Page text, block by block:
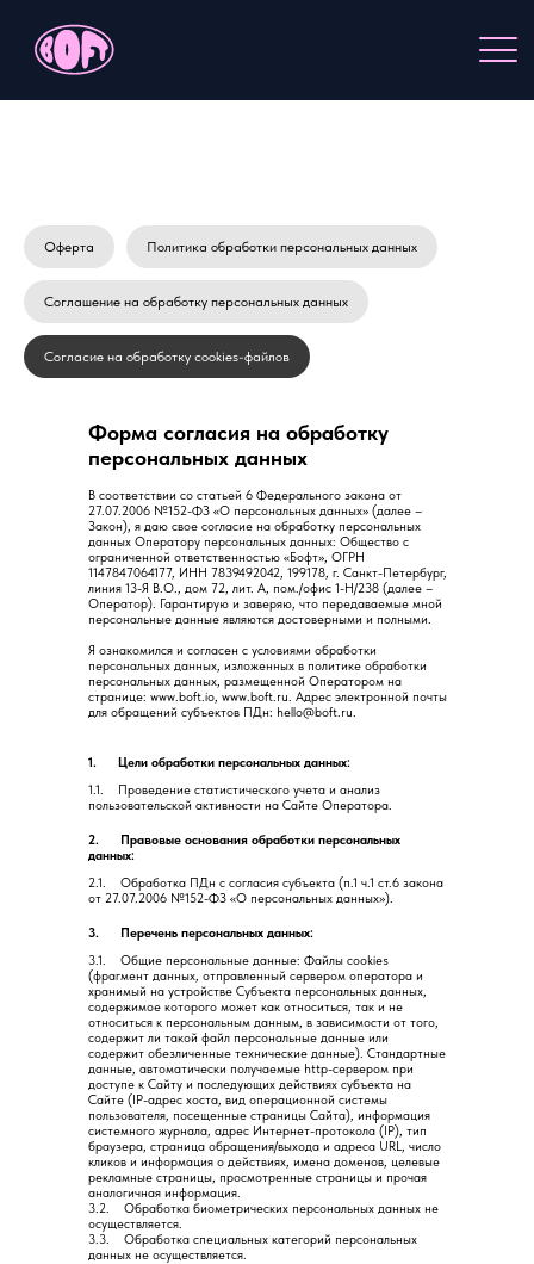
Оферта Политика обработки персональных данных
Соглашение на обработку персональных данных
Согласие на обработку cookies-файлов
В соответствии со статьей 6 Федерального закона от
27.07.2006 №152-ФЗ «О персональных данных» (далее –
Закон), я даю свое согласие на обработку персональных
данных Оператору персональных данных: Общество с
ограниченной ответственностью «Бофт», ОГРН
1147847064177, ИНН 7839492042, 199178, г. Санкт-Петербург,
линия 13-Я В.О., дом 72, лит. А, пом./офис 1-Н/238 (далее –
Оператор). Гарантирую и заверяю, что передаваемые мной
персональные данные являются достоверными и полными.
Я ознакомился и согласен с условиями обработки
персональных данных, изложенных в политике обработки
персональных данных, размещенной Оператором на
странице: www.boft.io, www.boft.ru. Адрес электронной почты
для обращений субъектов ПДн: hello@boft.ru.
3.1. Общие персональные данные: Файлы cookies
(фрагмент данных, отправленный сервером оператора и
хранимый на устройстве Субъекта персональных данных,
содержимое которого может как относиться, так и не
относиться к персональным данным, в зависимости от того,
содержит ли такой файл персональные данные или
содержит обезличенные технические данные). Стандартные
данные, автоматически получаемые http-сервером при
доступе к Сайту и последующих действиях субъекта на
Сайте (IP-адрес хоста, вид операционной системы
пользователя, посещенные страницы Сайта), информация
системного журнала, адрес Интернет-протокола (IP), тип
браузера, страница обращения/выхода и адреса URL, число
кликов и информация о действиях, имена доменов, целевые
рекламные страницы, просмотренные страницы и прочая
аналогичная информация.
3.2. Обработка биометрических персональных данных не
осуществляется.
3.3. Обработка специальных категорий персональных
данных не осуществляется.
3. Перечень персональных данных:
2.1. Обработка ПДн с согласия субъекта (п.1 ч.1 ст.6 закона
от 27.07.2006 №152-ФЗ «О персональных данных»).
2. Правовые основания обработки персональных
данных:
1.1. Проведение статистического учета и анализ
пользовательской активности на Сайте Оператора.
1. Цели обработки персональных данных:
Форма согласия на обработку
персональных данных